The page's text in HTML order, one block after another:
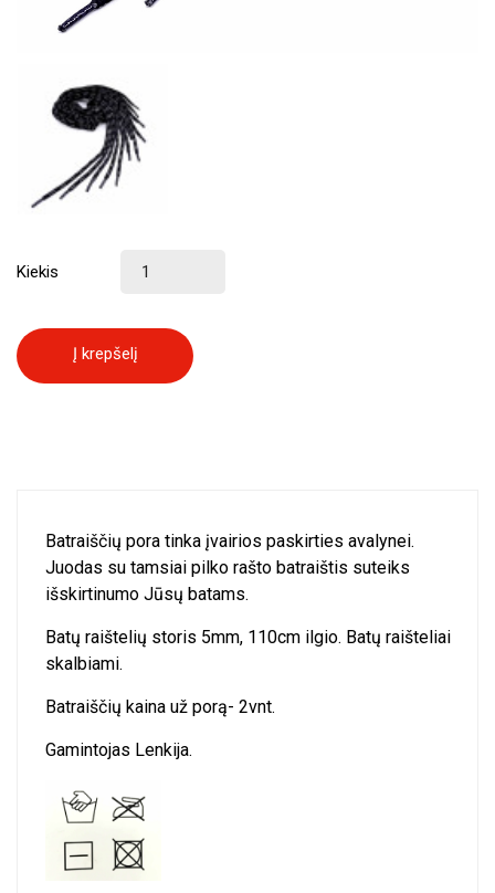
Kiekis
Į krepšelį
Batraiščių pora tinka įvairios paskirties avalynei.
Juodas su tamsiai pilko rašto batraištis suteiks
išskirtinumo Jūsų batams.
Batų raištelių storis 5mm, 110cm ilgio. Batų raišteliai
skalbiami.
Batraiščių kaina už porą- 2vnt.
Gamintojas Lenkija.